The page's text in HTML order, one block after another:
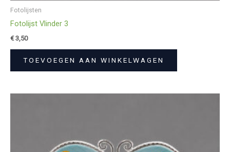
Fotolijsten
Fotolijst Vlinder 3
€3,50
TOEVOEGEN AAN WINKELWAGEN